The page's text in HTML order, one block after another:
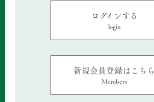
ログインする
login
新規会員登録はこちら
Members